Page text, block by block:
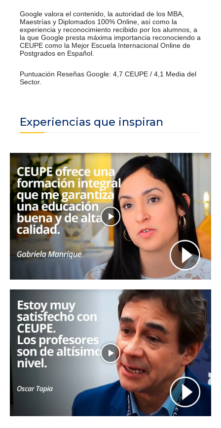
Google valora el contenido, la autoridad de los MBA,
Maestrías y Diplomados 100% Online, así como la
experiencia y reconocimiento recibido por los alumnos, a
la que Google presta máxima importancia reconociendo a
CEUPE como la Mejor Escuela Internacional Online de
Postgrados en Español.
Puntuación Reseñas Google: 4,7 CEUPE / 4,1 Media del
Sector.
Experiencias que inspiran